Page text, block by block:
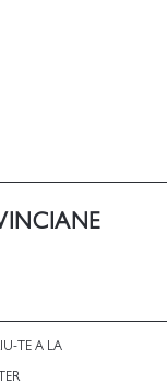
no ens diuen res
replantegem
d'habitar els llocs.
TE A LA